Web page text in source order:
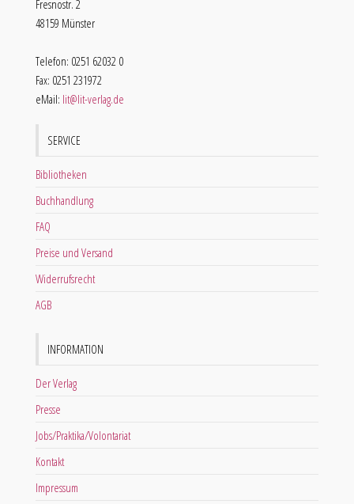
Fresnostr. 2
48159 Münster
Telefon: 0251 62032 0
Fax: 0251 231972
eMail: lit@lit-verlag.de
SERVICE
Bibliotheken
Buchhandlung
FAQ
Preise und Versand
Widerrufsrecht
AGB
INFORMATION
Der Verlag
Presse
Jobs/Praktika/Volontariat
Kontakt
Impressum